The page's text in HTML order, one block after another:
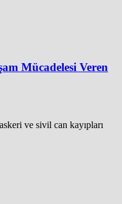
Mücadelesi Veren
ve sivil can kayıpları